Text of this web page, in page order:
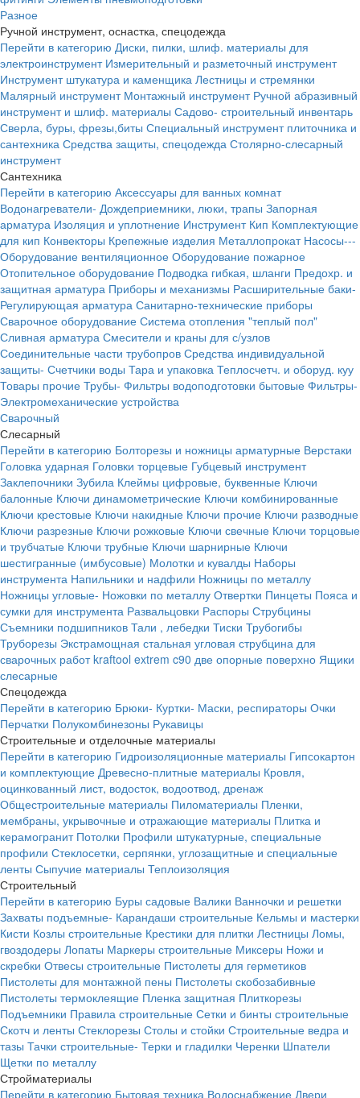
Разное
Ручной инструмент, оснастка, спецодежда
Перейти в категорию Диски, пилки, шлиф. материалы для
электроинструмент Измерительный и разметочный инструмент
Инструмент штукатура и каменщика Лестницы и стремянки
Малярный инструмент Монтажный инструмент Ручной абразивный
инструмент и шлиф. материалы Садово- строительный инвентарь
Сверла, буры, фрезы,биты Специальный инструмент плиточника и
сантехника Средства защиты, спецодежда Столярно-слесарный
инструмент
Сантехника
Перейти в категорию Аксессуары для ванных комнат
Водонагреватели- Дождеприемники, люки, трапы Запорная
арматура Изоляция и уплотнение Инструмент Кип Комплектующие
для кип Конвекторы Крепежные изделия Металлопрокат Насосы---
Оборудование вентиляционное Оборудование пожарное
Отопительное оборудование Подводка гибкая, шланги Предохр. и
защитная арматура Приборы и механизмы Расширительные баки-
Регулирующая арматура Санитарно-технические приборы
Сварочное оборудование Система отопления "теплый пол"
Сливная арматура Смесители и краны для с/узлов
Соединительные части трубопров Средства индивидуальной
защиты- Счетчики воды Тара и упаковка Теплосчетч. и оборуд. куу
Товары прочие Трубы- Фильтры водоподготовки бытовые Фильтры-
Электромеханические устройства
Сварочный
Слесарный
Перейти в категорию Болторезы и ножницы арматурные Верстаки
Головка ударная Головки торцевые Губцевый инструмент
Заклепочники Зубила Клеймы цифровые, буквенные Ключи
балонные Ключи динамометрические Ключи комбинированные
Ключи крестовые Ключи накидные Ключи прочие Ключи разводные
Ключи разрезные Ключи рожковые Ключи свечные Ключи торцовые
и трубчатые Ключи трубные Ключи шарнирные Ключи
шестигранные (имбусовые) Молотки и кувалды Наборы
инструмента Напильники и надфили Ножницы по металлу
Ножницы угловые- Ножовки по металлу Отвертки Пинцеты Пояса и
сумки для инструмента Развальцовки Распоры Струбцины
Съемники подшипников Тали , лебедки Тиски Трубогибы
Труборезы Экстрамощная стальная угловая струбцина для
сварочных работ kraftool extrem c90 две опорные поверхно Ящики
слесарные
Спецодежда
Перейти в категорию Брюки- Куртки- Маски, респираторы Очки
Перчатки Полукомбинезоны Рукавицы
Строительные и отделочные материалы
Перейти в категорию Гидроизоляционные материалы Гипсокартон
и комплектующие Древесно-плитные материалы Кровля,
оцинкованный лист, водосток, водоотвод, дренаж
Общестроительные материалы Пиломатериалы Пленки,
мембраны, укрывочные и отражающие материалы Плитка и
керамогранит Потолки Профили штукатурные, специальные
профили Стеклосетки, серпянки, углозащитные и специальные
ленты Сыпучие материалы Теплоизоляция
Строительный
Перейти в категорию Буры садовые Валики Ванночки и решетки
Захваты подъемные- Карандаши строительные Кельмы и мастерки
Кисти Козлы строительные Крестики для плитки Лестницы Ломы,
гвоздодеры Лопаты Маркеры строительные Миксеры Ножи и
скребки Отвесы строительные Пистолеты для герметиков
Пистолеты для монтажной пены Пистолеты скобозабивные
Пистолеты термоклеящие Пленка защитная Плиткорезы
Подъемники Правила строительные Сетки и бинты строительные
Скотч и ленты Стеклорезы Столы и стойки Строительные ведра и
тазы Тачки строительные- Терки и гладилки Черенки Шпатели
Щетки по металлу
Стройматериалы
Перейти в категорию Бытовая техника Водоснабжение Двери